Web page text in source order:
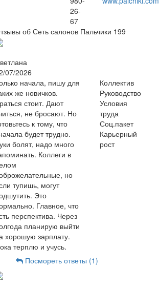
26-
67
об Сеть салонов Пальчики 199
07/2026
начала, пишу для
же новичков.
стоит. Дают
не бросают. Но
к тому, что
будет трудно.
болят, надо много
Коллеги в
но
тупишь, могут
Это
Главное, что
перспектива. Через
планирую выйти
хорошую зарплату.
терплю и учусь.
Коллектив
Руководство
Условия
труда
Соц.пакет
Карьерный
рост
Посмореть ответы (1)